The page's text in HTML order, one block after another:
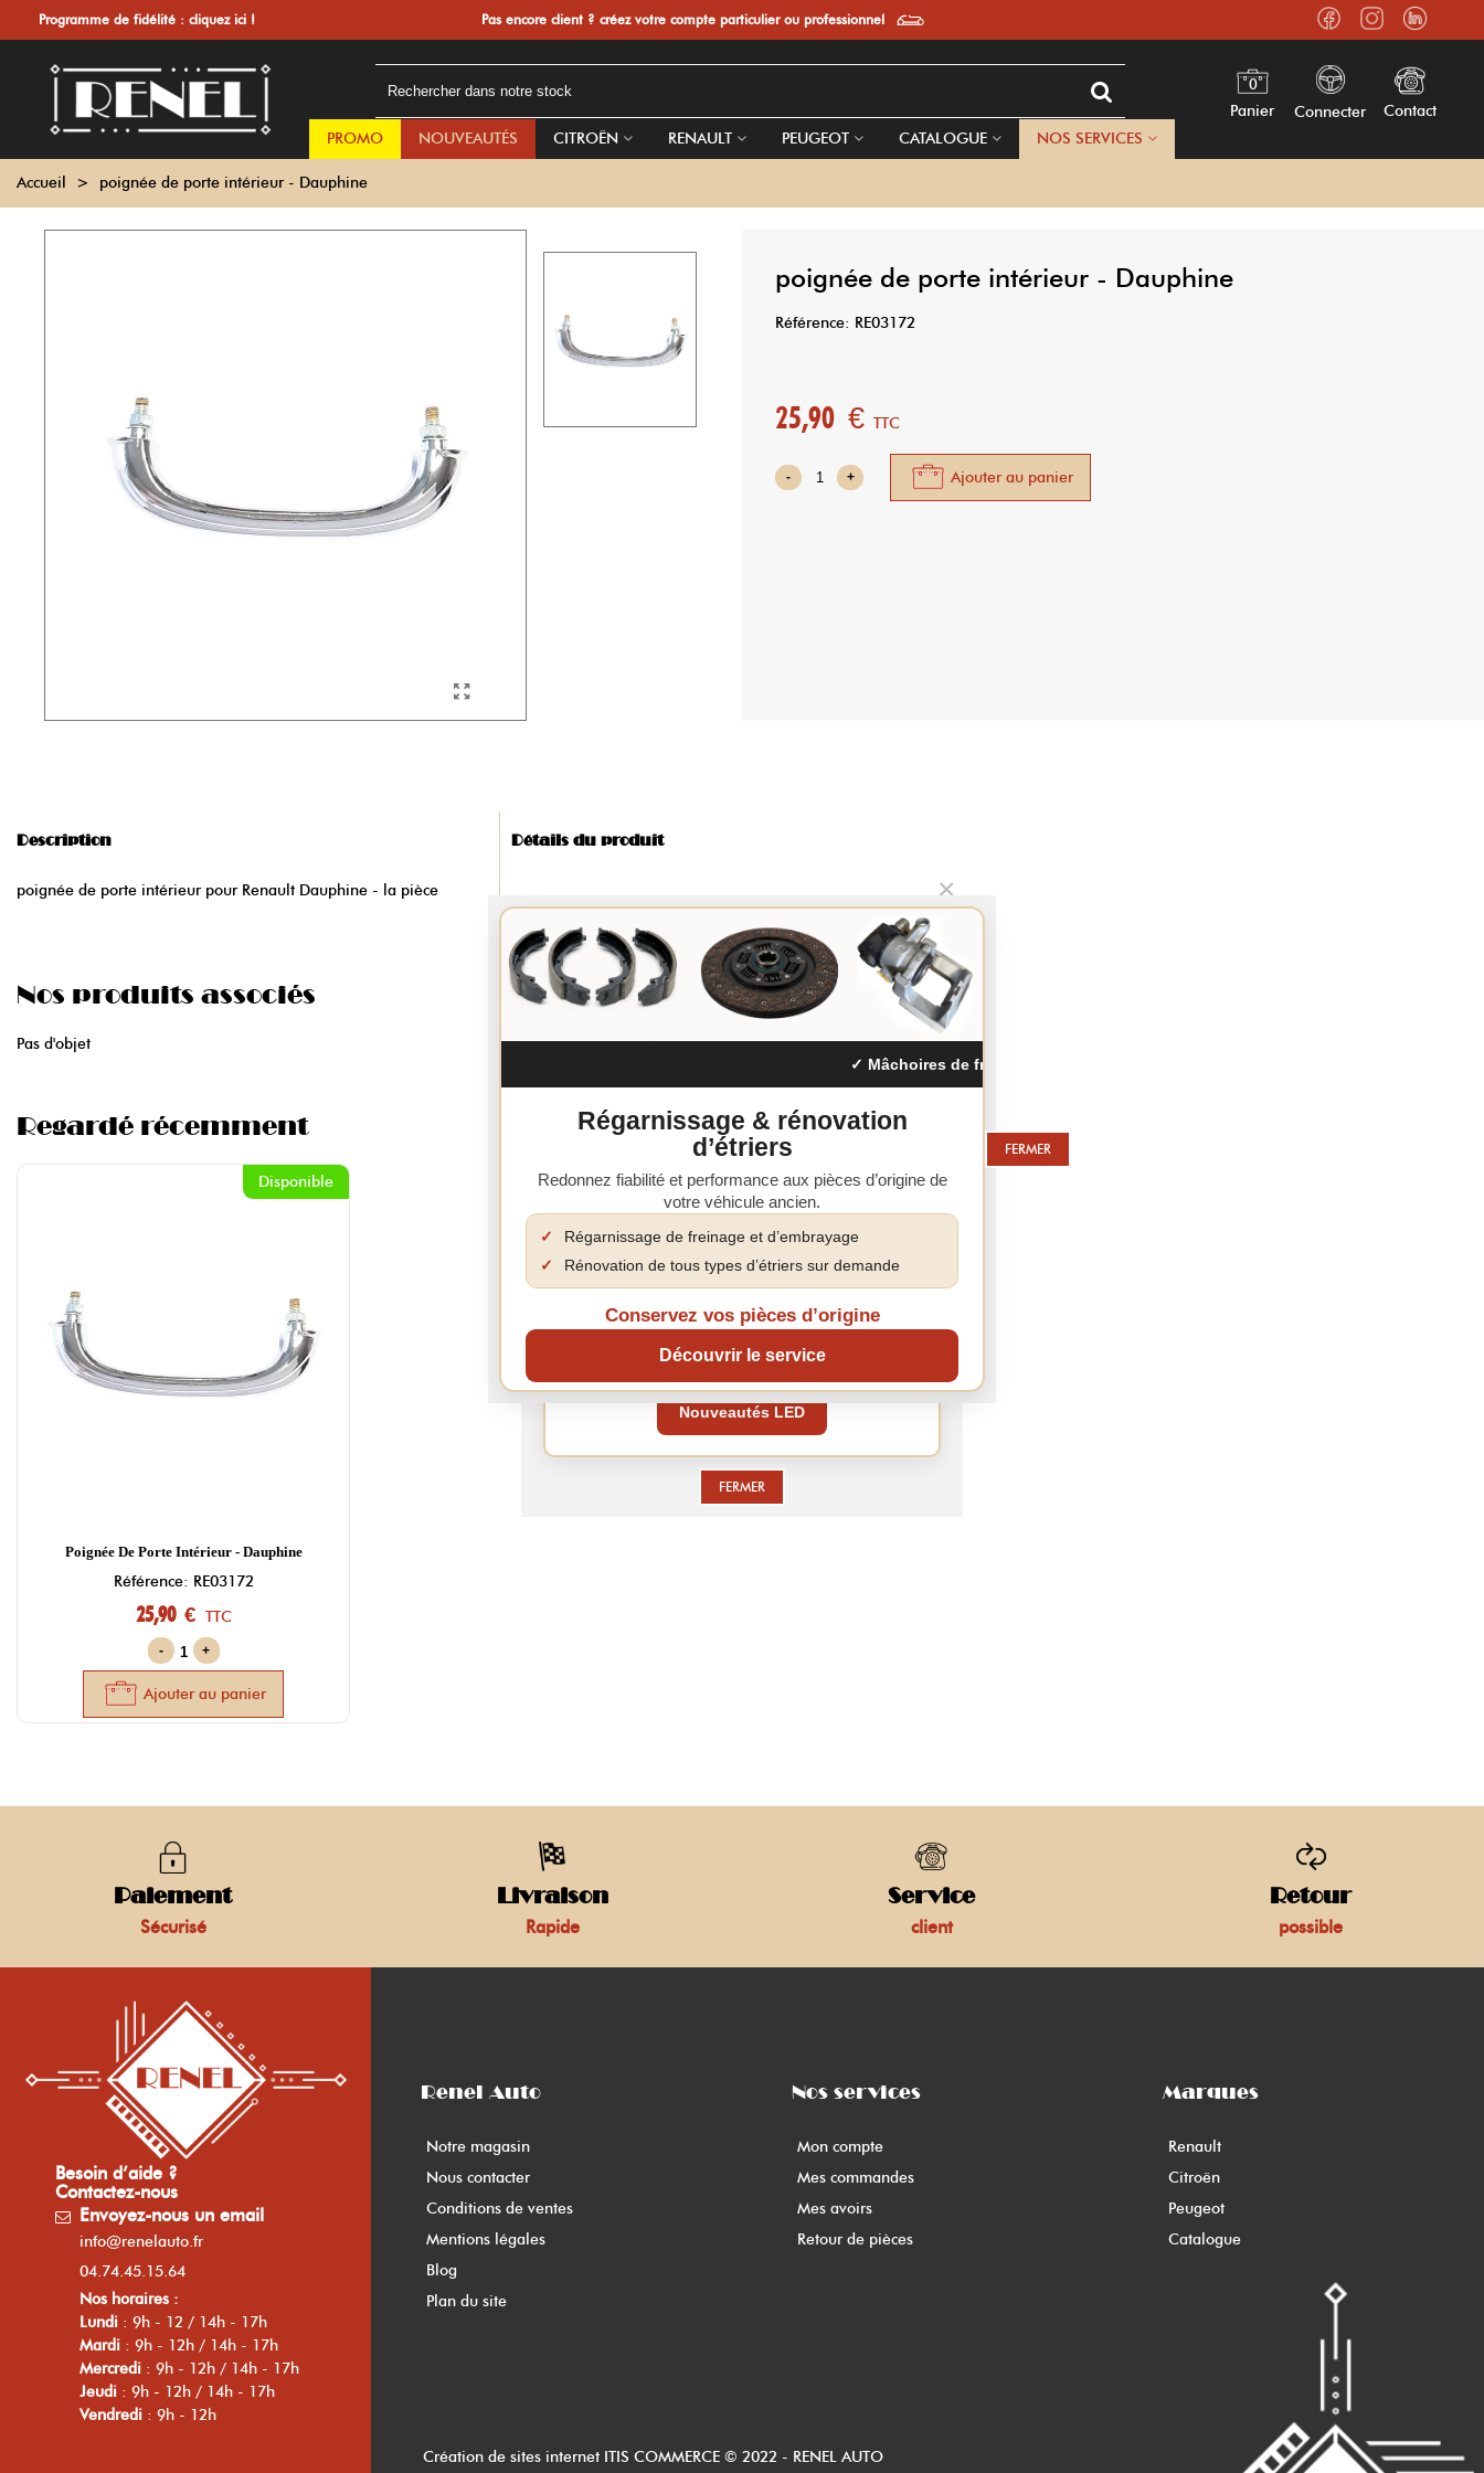
Programme de fidélité : cliquez ici ! Pas encore client ? créez votre compte particulier ou professionnel
Panier
0
Connecter
Contact
PROMO
NOUVEAUTÉS CITROËN RENAULT PEUGEOT CATALOGUE NOS SERVICES
Accueil > poignée de porte intérieur - Dauphine
poignée de porte intérieur - Dauphine
Référence: RE03172
25,90 € TTC
- + Ajouter au panier
Description
poignée de porte intérieur pour Renault Dauphine - la pièce
Détails du produit
Nos produits associés
Pas d'objet
Regardé récemment
Disponible
Poignée De Porte Intérieur - Dauphine
Référence: RE03172
25,90 € TTC
- +
Ajouter au panier
Paiement
Sécurisé
Livraison
Rapide
Service
client
Retour
possible
Besoin d’aide ?
Contactez-nous
Envoyez-nous un email
info@renelauto.fr
04.74.45.15.64
Nos horaires :
Lundi : 9h - 12 / 14h - 17h
Mardi : 9h - 12h / 14h - 17h
Mercredi : 9h - 12h / 14h - 17h
Jeudi : 9h - 12h / 14h - 17h
Vendredi : 9h - 12h
Renel Auto
Notre magasin
Nous contacter
Conditions de ventes
Mentions légales
Blog
Plan du site
Nos services
Mon compte
Mes commandes
Mes avoirs
Retour de pièces
Marques
Renault
Citroën
Peugeot
Catalogue
Création de sites internet ITIS COMMERCE © 2022 - RENEL AUTO
NOUVEAUTÉ
Nouvelle gamme de feux LED
Modernisez l'éclairage de votre véhicule avec nos
nouvelles ampoules LED haute performance.
LES AVANTAGES DE LA LED
Plus de luminosité pour une meilleure visibilité.
Passez à la LED
Une visibilité améliorée.
Nouveautés LED
FERMER
×
✓ Mâchoires de frein
Régarnissage & rénovation
d’étriers
Redonnez fiabilité et performance aux pièces d’origine de
votre véhicule ancien.
✓
Régarnissage de freinage et d’embrayage
✓
Rénovation de tous types d’étriers sur demande
Conservez vos pièces d’origine
Découvrir le service
FERMER